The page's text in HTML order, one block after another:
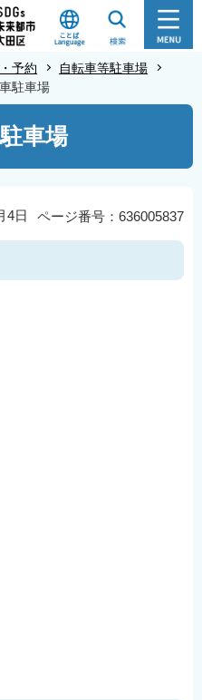
予約
自転車等駐車場
駐車場
車場
ページ番号：636005837
4日